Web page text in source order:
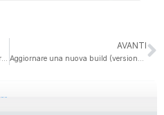
Pro e contro dei siti web tradizionali rispetto alle applicazioni mobili
AVANTI
Aggiornare una nuova build (versione) e inviarla alla revisione di Apple.